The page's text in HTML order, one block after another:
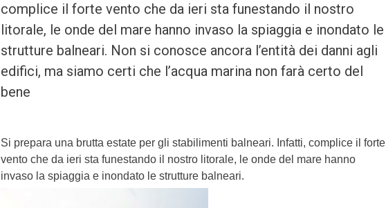
complice il forte vento che da ieri sta funestando il nostro
litorale, le onde del mare hanno invaso la spiaggia e inondato le
strutture balneari. Non si conosce ancora l’entità dei danni agli
edifici, ma siamo certi che l’acqua marina non farà certo del
bene
Si prepara una brutta estate per gli stabilimenti balneari. Infatti, complice il forte
vento che da ieri sta funestando il nostro litorale, le onde del mare hanno
invaso la spiaggia e inondato le strutture balneari.